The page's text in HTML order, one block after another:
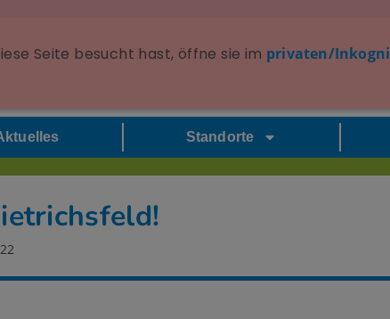
Standorte
Seite besucht hast, öffne sie im privaten/